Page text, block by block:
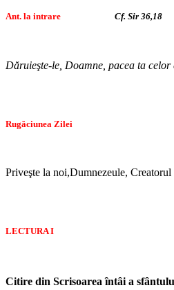
Ant. la intrare Cf. Sir 36,18
Dăruieşte-le, Doamne, pacea ta
Rugăciunea Zilei
Priveşte la noi,Dumnezeule,
LECTURA I
Citire din Scrisoarea întâi a